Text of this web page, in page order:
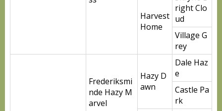
Harvest
Home
right Clo
ud
Village G
rey
Frederiksmi
nde Hazy M
arvel
Hazy D
awn
Dale Haz
e
Castle Pa
rk